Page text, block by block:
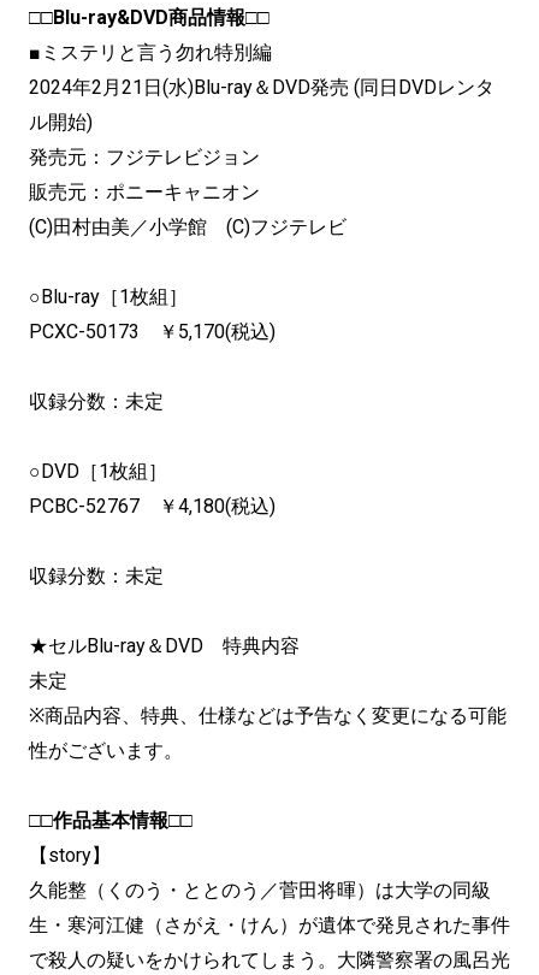
□□Blu-ray&DVD商品情報□□
■ミステリと言う勿れ特別編
2024年2月21日(水)Blu-ray＆DVD発売 (同日DVDレンタ
ル開始)
発売元：フジテレビジョン
販売元：ポニーキャニオン
(C)田村由美／小学館 (C)フジテレビ
○Blu-ray［1枚組］
PCXC-50173 ￥5,170(税込)
収録分数：未定
○DVD［1枚組］
PCBC-52767 ￥4,180(税込)
収録分数：未定
★セルBlu-ray＆DVD 特典内容
未定
※商品内容、特典、仕様などは予告なく変更になる可能
性がございます。
□□作品基本情報□□
【story】
久能整（くのう・ととのう／菅田将暉）は大学の同級
生・寒河江健（さがえ・けん）が遺体で発見された事件
で殺人の疑いをかけられてしまう。大隣警察署の風呂光